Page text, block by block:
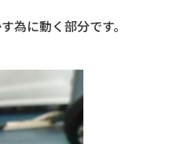
為に動く部分です。